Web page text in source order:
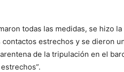
todas las medidas, se hizo
estrechos y se dieron
de la tripulación en el